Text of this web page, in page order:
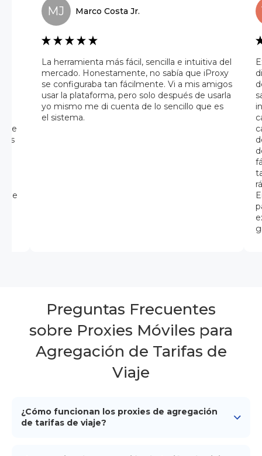
de
MJ Marco Costa Jr.
La herramienta más fácil, sencilla e intuitiva del
mercado. Honestamente, no sabía que iProxy
se configuraba tan fácilmente. Vi a mis amigos
usar la plataforma, pero solo después de usarla
yo mismo me di cuenta de lo sencillo que es
el sistema.
Preguntas Frecuentes
sobre Proxies Móviles para
Agregación de Tarifas de
Viaje
¿Cómo funcionan los proxies de agregación
de tarifas de viaje?